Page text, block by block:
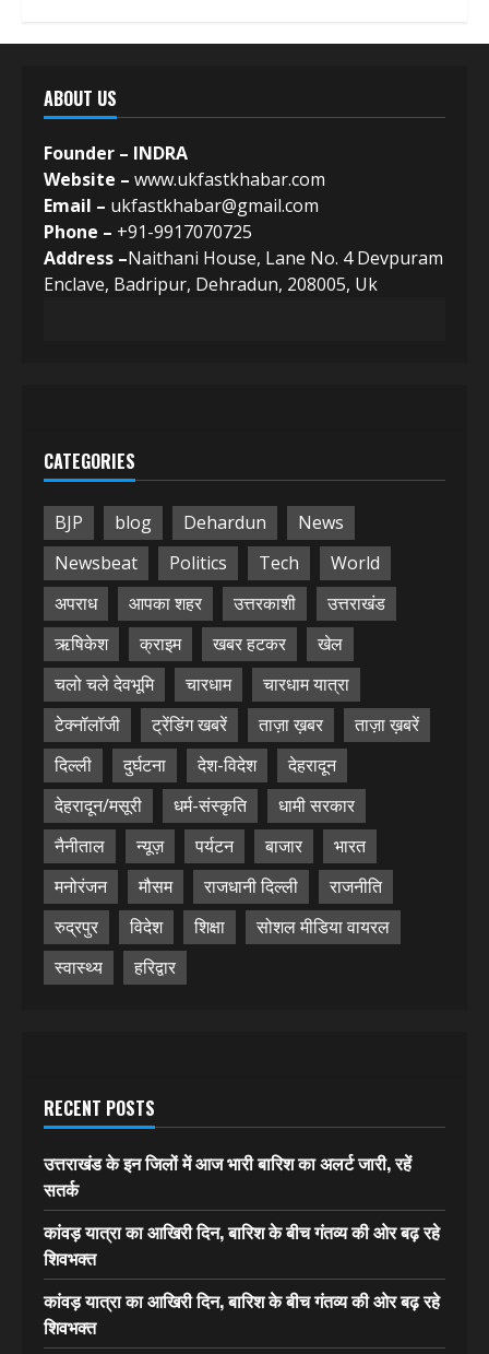
ABOUT US
Founder – INDRA
Website – www.ukfastkhabar.com
Email – ukfastkhabar@gmail.com
Phone – +91-9917070725
Address –Naithani House, Lane No. 4 Devpuram
Enclave, Badripur, Dehradun, 208005, Uk
CATEGORIES
BJP blog Dehardun
News
Newsbeat
Politics Tech
World
अपराध
आपका शहर उत्तरकाशी
उत्तराखंड
ऋषिकेश
क्राइम खबर हटकर
खेल
चलो चले देवभूमि
चारधाम
चारधाम यात्रा
टेक्नॉलॉजी
ट्रेंडिंग खबरें ताज़ा ख़बर
ताज़ा ख़बरें
दिल्ली
दुर्घटना देश-विदेश
देहरादून
देहरादून/मसूरी
धर्म-संस्कृति
धामी सरकार
नैनीताल
न्यूज़ पर्यटन बाजार
भारत
मनोरंजन
मौसम राजधानी दिल्ली
राजनीति
रुद्रपुर
विदेश शिक्षा
सोशल मीडिया वायरल
स्वास्थ्य
हरिद्वार
RECENT POSTS
उत्तराखंड के इन जिलों में आज भारी बारिश का अलर्ट जारी, रहें
सतर्क
कांवड़ यात्रा का आखिरी दिन, बारिश के बीच गंतव्य की ओर बढ़ रहे
शिवभक्त
कांवड़ यात्रा का आखिरी दिन, बारिश के बीच गंतव्य की ओर बढ़ रहे
शिवभक्त